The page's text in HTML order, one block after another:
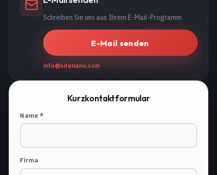
Schreiben Sie uns aus Ihrem E-Mail-Programm
E-Mail senden
info@sitenano.com
Kurzkontaktformular
Name *
Firma